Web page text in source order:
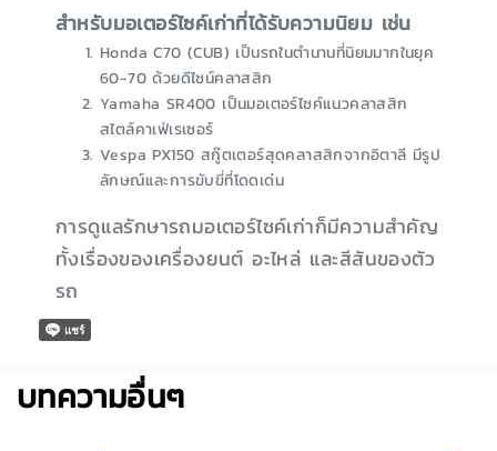
สำหรับมอเตอร์ไซค์เก่าที่ได้รับความนิยม เช่น
Honda C70 (CUB) เป็นรถในตำนานที่นิยมมากในยุค
60-70 ด้วยดีไซน์คลาสสิก
Yamaha SR400 เป็นมอเตอร์ไซค์แนวคลาสสิก
สไตล์คาเฟ่เรเซอร์
Vespa PX150 สกู๊ตเตอร์สุดคลาสสิกจากอิตาลี มีรูป
ลักษณ์และการขับขี่ที่โดดเด่น
การดูแลรักษารถมอเตอร์ไซค์เก่าก็มีความสำคัญ
ทั้งเรื่องของเครื่องยนต์ อะไหล่ และสีสันของตัว
รถ
บทความอื่นๆ